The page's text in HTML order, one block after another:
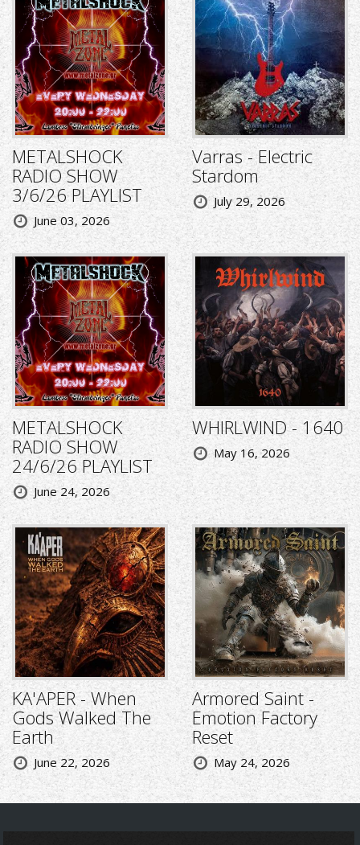
METALSHOCK
RADIO SHOW
3/6/26 PLAYLIST
June 03, 2026
Varras - Electric
Stardom
July 29, 2026
METALSHOCK
RADIO SHOW
24/6/26 PLAYLIST
June 24, 2026
WHIRLWIND - 1640
May 16, 2026
KA'APER - When
Gods Walked The
Earth
June 22, 2026
Armored Saint -
Emotion Factory
Reset
May 24, 2026